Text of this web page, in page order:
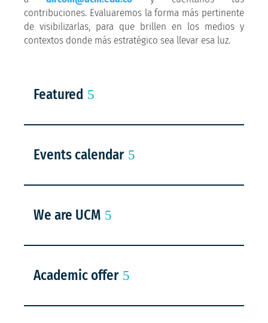
contribuciones. Evaluaremos la forma más pertinente
de visibilizarlas, para que brillen en los medios y
contextos donde más estratégico sea llevar esa luz.
Featured
Events calendar
We are UCM
Academic offer